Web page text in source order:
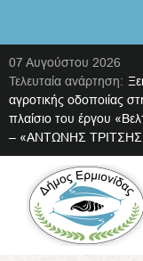
07 Αυγούστου 2026
Τελευταία ανάρτηση:
αγροτικής οδοποιίας
πλαίσιο του έργου
– «ΑΝΤΩΝΗΣ